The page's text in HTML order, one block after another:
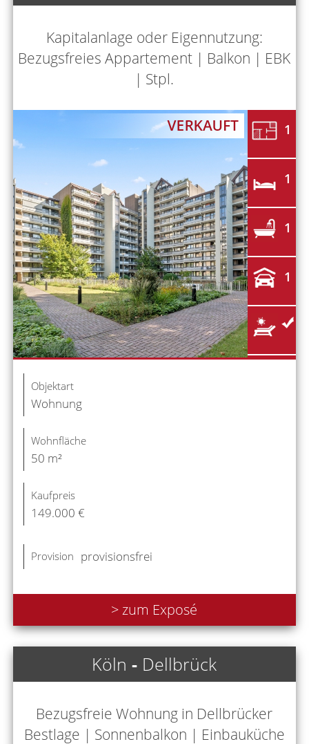
Kapitalanlage oder Eigennutzung:
Bezugsfreies Appartement | Balkon | EBK
| Stpl.
1
1
1
1
Objektart
Wohnung
Wohnfläche
50 m²
Kaufpreis
149.000 €
Provision provisionsfrei
> zum Exposé
Köln - Dellbrück
Bezugsfreie Wohnung in Dellbrücker
Bestlage | Sonnenbalkon | Einbauküche